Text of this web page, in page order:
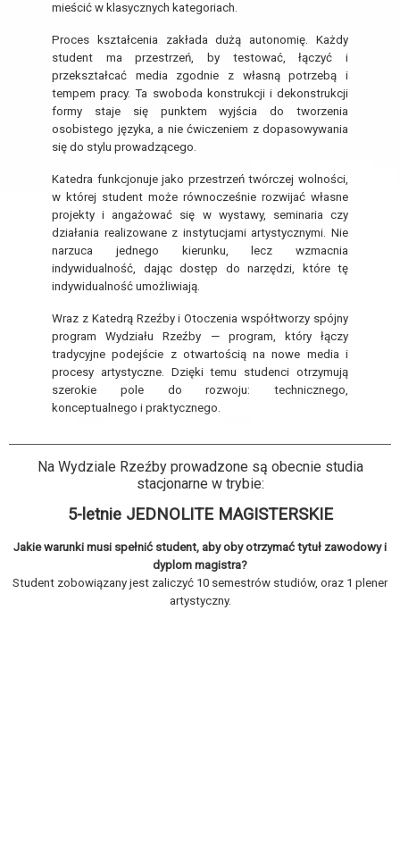
mieścić w klasycznych kategoriach.
Proces kształcenia zakłada dużą autonomię. Każdy
student ma przestrzeń, by testować, łączyć i
przekształcać media zgodnie z własną potrzebą i
tempem pracy. Ta swoboda konstrukcji i dekonstrukcji
formy staje się punktem wyjścia do tworzenia
osobistego języka, a nie ćwiczeniem z dopasowywania
się do stylu prowadzącego.
Katedra funkcjonuje jako przestrzeń twórczej wolności,
w której student może równocześnie rozwijać własne
projekty i angażować się w wystawy, seminaria czy
działania realizowane z instytucjami artystycznymi. Nie
narzuca jednego kierunku, lecz wzmacnia
indywidualność, dając dostęp do narzędzi, które tę
indywidualność umożliwiają.
Wraz z Katedrą Rzeźby i Otoczenia współtworzy spójny
program Wydziału Rzeźby — program, który łączy
tradycyjne podejście z otwartością na nowe media i
procesy artystyczne. Dzięki temu studenci otrzymują
szerokie pole do rozwoju: technicznego,
konceptualnego i praktycznego.
Na Wydziale Rzeźby prowadzone są obecnie studia
stacjonarne w trybie:
5-letnie JEDNOLITE MAGISTERSKIE
Jakie warunki musi spełnić student, aby oby otrzymać tytuł zawodowy i
dyplom magistra?
Student zobowiązany jest zaliczyć 10 semestrów studiów, oraz 1 plener
artystyczny.